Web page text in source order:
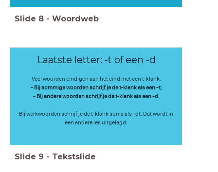
Slide 8 - Woordweb
Laatste letter: -t of een -d
Veel woorden eindigen aan het eind met een t-klank.
- Bij sommige woorden schrijf je de t-klank als een -t;
- Bij andere woorden schrijf je de t-klank als een -d.
Bij werkwoorden schrijf je de t-klank soms als -dt. Dat wordt in
een andere les uitgelegd.
Slide 9 - Tekstslide